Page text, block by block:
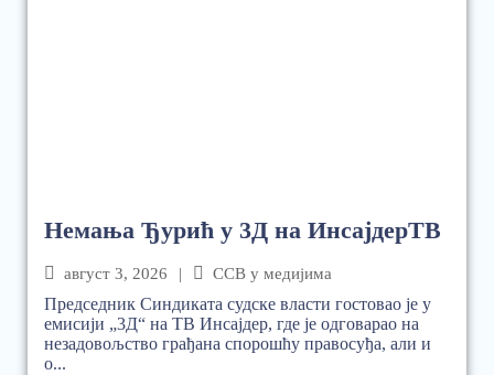
Немања Ђурић у 3Д на ИнсајдерТВ
август 3, 2026 | ССВ у медијима
Председник Синдиката судске власти гостовао је у
емисији „3Д“ на ТВ Инсајдер, где је одговарао на
незадовољство грађана спорошћу правосуђа, али и
о...